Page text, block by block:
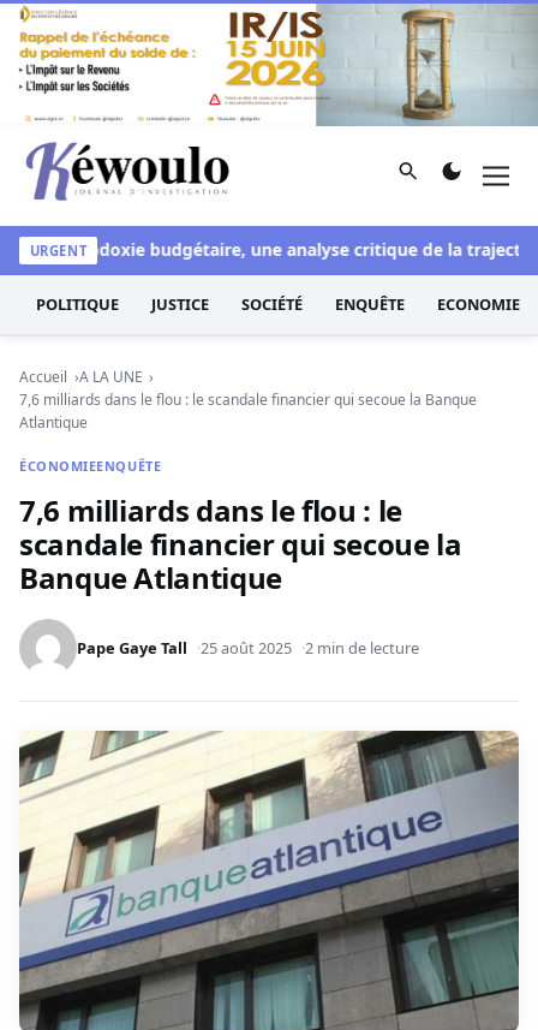
Aller au contenu
Kéwoulo, le premier site d'information et d'investigation
Rechercher
URGENT budgétaire, une analyse critique de la trajectoire
POLITIQUE JUSTICE SOCIÉTÉ ENQUÊTE ECONOMIE
Accueil
A LA UNE
7,6 milliards dans le flou : le scandale financier qui secoue la Banque
Atlantique
ÉCONOMIEENQUÊTE
7,6 milliards dans le flou : le
scandale financier qui secoue la
Banque Atlantique
Pape Gaye Tall 25 août 2025 2 min de lecture